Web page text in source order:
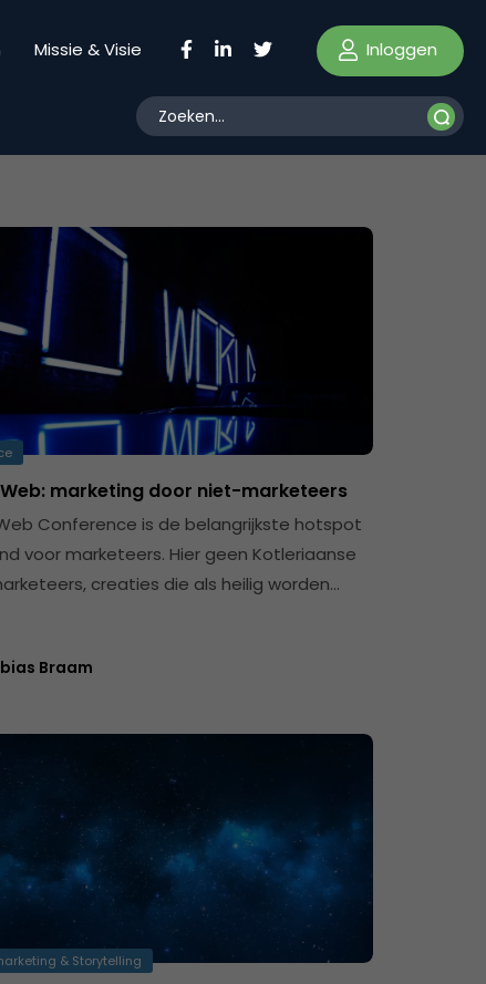
Missie & Visie Inloggen
Web: marketing door niet-marketeers
Conference is de belangrijkste hotspot
voor marketeers. Hier geen Kotleriaanse
creaties die als heilig worden…
Braam
& Storytelling